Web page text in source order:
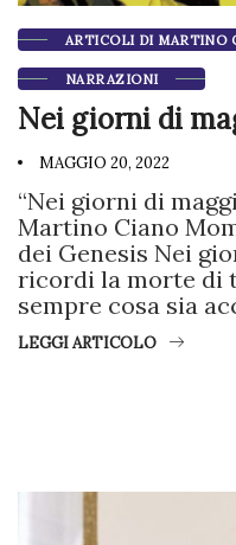
ARTICOLI DI MARTINO
NARRAZIONI
Nei giorni di
MAGGIO 20, 2022
“Nei giorni di
Martino Ciano
dei Genesis Nei
ricordi la morte di
sempre cosa sia
LEGGI ARTICOLO